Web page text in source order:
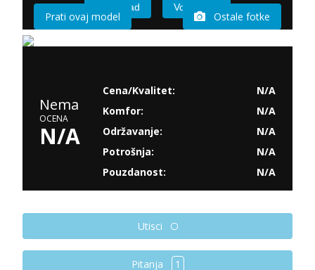
Imam sad Vozio sam
Prati ovaj model Ostale fotke
Nema
OCENA
N/A
Cena/Kvalitet:
N/A
Komfor:
N/A
Održavanje:
N/A
Potrošnja:
N/A
Pouzdanost:
N/A
Utisci
Pitanja 1